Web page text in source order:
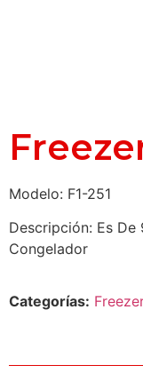
Modelo: F1-251
Descripción: Es
Congelador
Categorías: Freezer